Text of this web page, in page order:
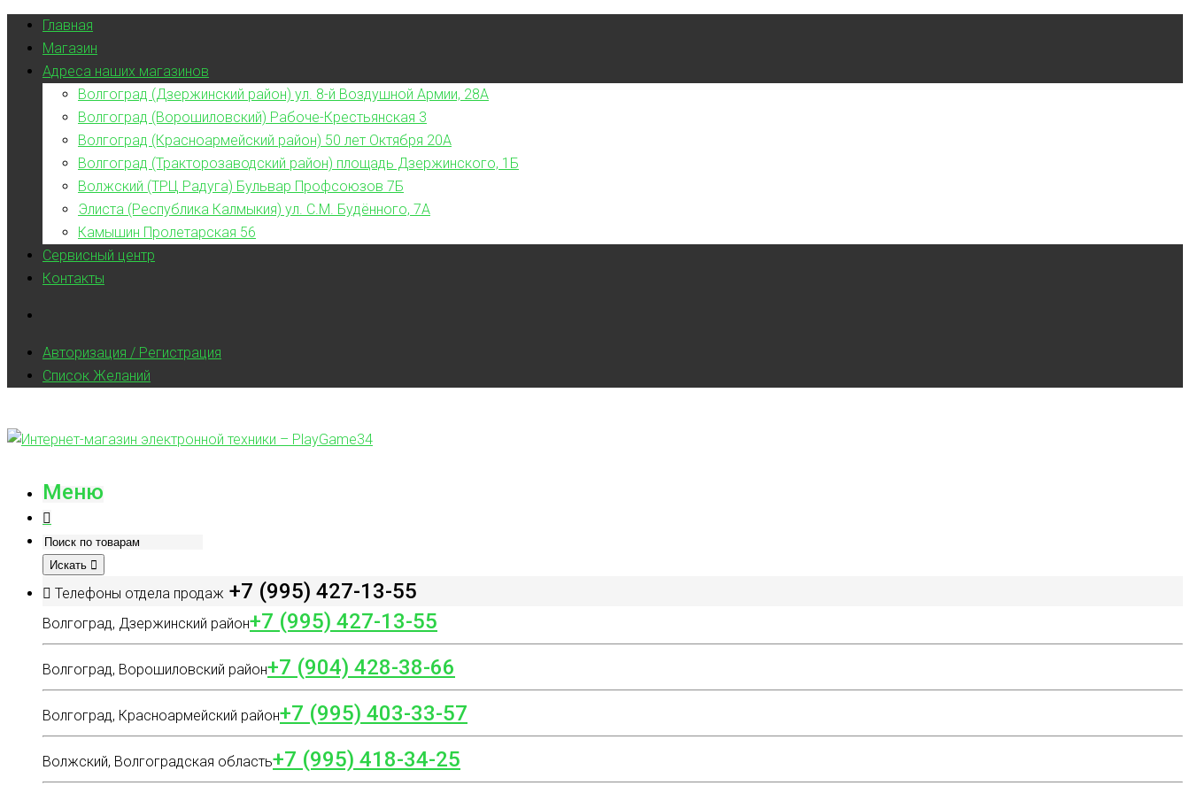
Главная
Магазин
Адреса наших магазинов
Волгоград (Дзержинский район) ул. 8-й Воздушной Армии, 28А
Волгоград (Ворошиловский) Рабоче-Крестьянская 3
Волгоград (Красноармейский район) 50 лет Октября 20А
Волгоград (Тракторозаводский район) площадь Дзержинского, 1Б
Волжский (ТРЦ Радуга) Бульвар Профсоюзов 7Б
Элиста (Республика Калмыкия) ул. С.М. Будённого, 7А
Камышин Пролетарская 56
Сервисный центр
Контакты
Авторизация / Регистрация
Список Желаний
Меню
Искать
Телефоны отдела продаж +7 (995) 427-13-55
Волгоград, Дзержинский район+7 (995) 427-13-55
Волгоград, Ворошиловский район+7 (904) 428-38-66
Волгоград, Красноармейский район+7 (995) 403-33-57
Волжский, Волгоградская область+7 (995) 418-34-25